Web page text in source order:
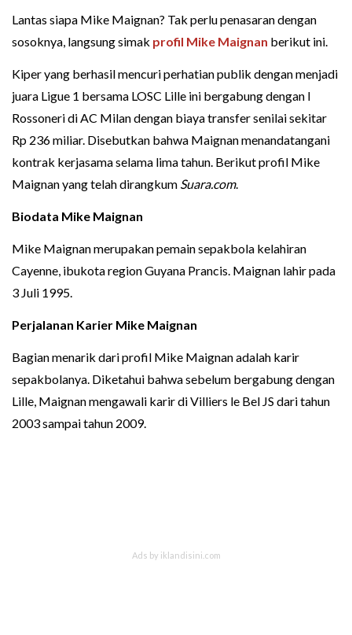
Lantas siapa Mike Maignan? Tak perlu penasaran dengan
sosoknya, langsung simak profil Mike Maignan berikut ini.
Kiper yang berhasil mencuri perhatian publik dengan menjadi
juara Ligue 1 bersama LOSC Lille ini bergabung dengan I
Rossoneri di AC Milan dengan biaya transfer senilai sekitar
Rp 236 miliar. Disebutkan bahwa Maignan menandatangani
kontrak kerjasama selama lima tahun. Berikut profil Mike
Maignan yang telah dirangkum Suara.com.
Biodata Mike Maignan
Mike Maignan merupakan pemain sepakbola kelahiran
Cayenne, ibukota region Guyana Prancis. Maignan lahir pada
3 Juli 1995.
Perjalanan Karier Mike Maignan
Bagian menarik dari profil Mike Maignan adalah karir
sepakbolanya. Diketahui bahwa sebelum bergabung dengan
Lille, Maignan mengawali karir di Villiers le Bel JS dari tahun
2003 sampai tahun 2009.